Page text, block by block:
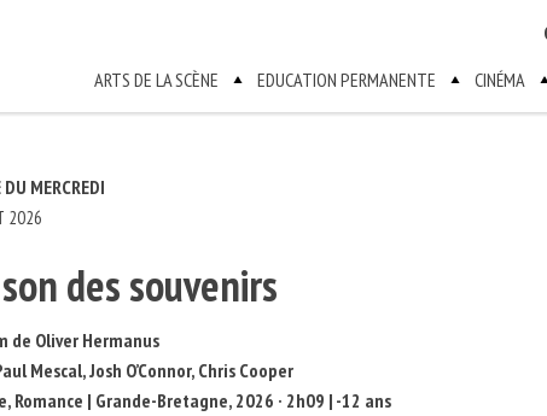
ARTS DE LA SCÈNE
EDUCATION PERMANENTE CINÉMA
MERCREDI
2026
des souvenirs
de Oliver Hermanus
Mescal, Josh O’Connor, Chris Cooper
Romance | Grande-Bretagne, 2026 · 2h09 | -12 ans